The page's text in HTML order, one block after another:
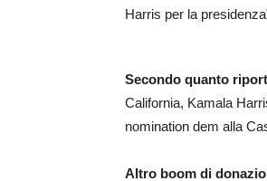
Harris per la
Secondo quanto
California, Kamala
nomination dem alla
Altro boom di